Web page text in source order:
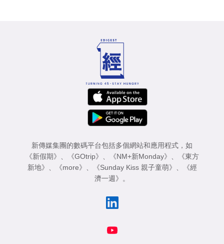
新傳媒集團的數碼平台包括多個網站和應用程式，如
《新假期》
《GOtrip》 《NM+新Monday》
《東方
新地》
《more》 《Sunday Kiss 親子童萌》
《經
濟一週》
。